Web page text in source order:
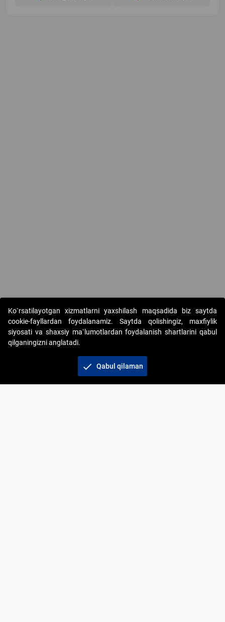
Copyright © 2017-2026. "Elektron onlayn-auksionlarni
tashkil etish" AJ. Barcha huquqlar himoyalangan
Ko`rsatilayotgan xizmatlarni yaxshilash maqsadida biz saytda
cookie-fayllardan foydalanamiz. Saytda qolishingiz, maxfiylik
siyosati va shaxsiy ma`lumotlardan foydalanish shartlarini qabul
qilganingizni anglatadi.
check Qabul qilaman